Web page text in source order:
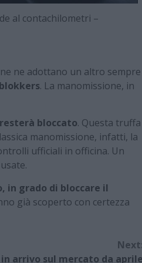
al contachilometri –
ne adottano un altro sempre
. La manomissione, in
bloccato. Questa truffa
manomissione, infatti, la
ufficiali in officina. Un
in grado di bloccare il
già scoperto con certezza
arrivo sul mercato da